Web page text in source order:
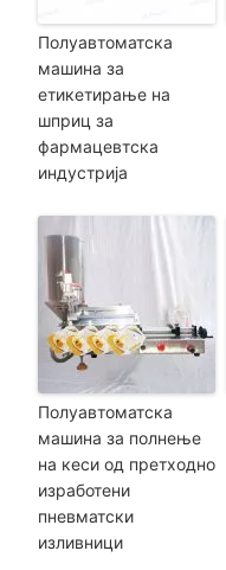
Полуавтоматска
машина за
етикетирање на
шприц за
фармацевтска
индустрија
Полуавтоматска
машина за полнење
на кеси од претходно
изработени
пневматски
изливници